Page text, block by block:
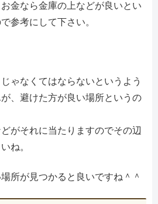
金なら金庫の上などが良いとい
参考にして下さい。
ゃなくてはならないというよう
、避けた方が良い場所というの
がそれに当たりますのでその辺
ね。
所が見つかると良いですね＾＾